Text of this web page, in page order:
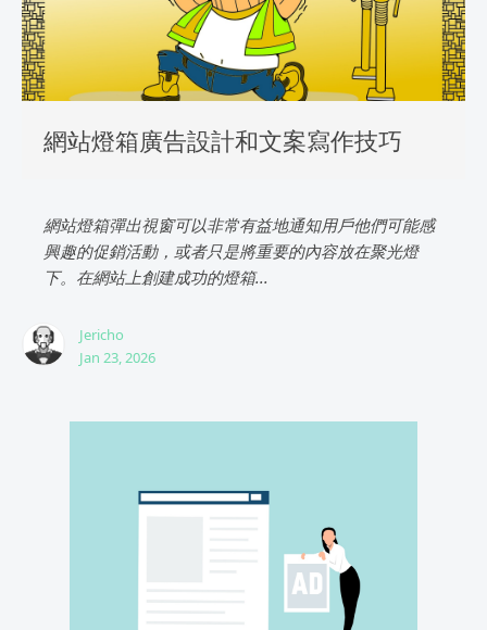
網站燈箱廣告設計和文案寫作技巧
網站燈箱彈出視窗可以非常有益地通知用戶他們可能感
興趣的促銷活動，或者只是將重要的內容放在聚光燈
下。在網站上創建成功的燈箱...
Jericho
Jan 23, 2026